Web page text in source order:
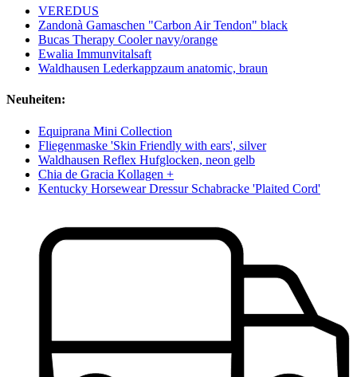
VEREDUS
Zandonà Gamaschen "Carbon Air Tendon" black
Bucas Therapy Cooler navy/orange
Ewalia Immunvitalsaft
Waldhausen Lederkappzaum anatomic, braun
Neuheiten:
Equiprana Mini Collection
Fliegenmaske 'Skin Friendly with ears', silver
Waldhausen Reflex Hufglocken, neon gelb
Chia de Gracia Kollagen +
Kentucky Horsewear Dressur Schabracke 'Plaited Cord'